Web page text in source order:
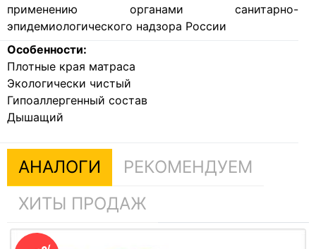
применению органами санитарно-
эпидемиологического надзора России
Особенности:
Плотные края матраса
Экологически чистый
Гипоаллергенный состав
Дышащий
АНАЛОГИ
РЕКОМЕНДУЕМ
ХИТЫ ПРОДАЖ